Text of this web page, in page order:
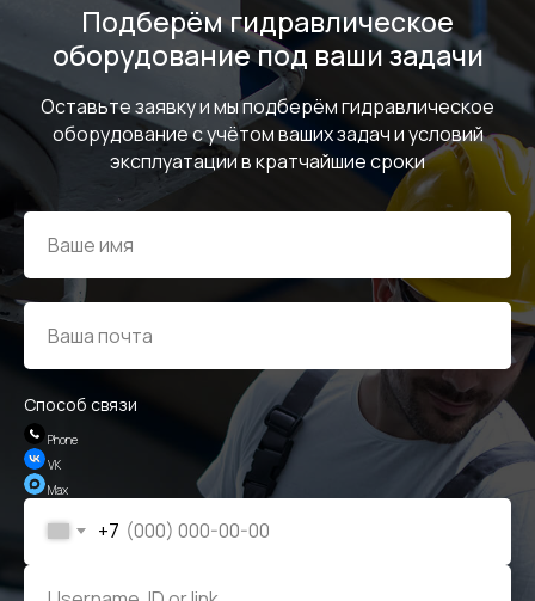
Подберём гидравлическое
оборудование под ваши задачи
Оставьте заявку и мы подберём гидравлическое
оборудование с учётом ваших задач и условий
эксплуатации в кратчайшие сроки
Способ связи
Phone
VK
Max
+7
Отзывы